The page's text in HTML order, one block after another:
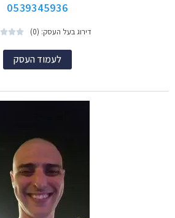
0539345936
דירוג בעל העסק: (0) 


לעמוד העסק